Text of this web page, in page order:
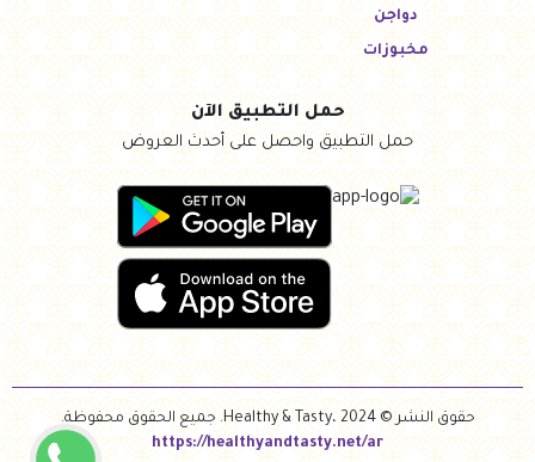
دواجن
مخبوزات
حمل التطبيق الآن
حمل التطبيق واحصل على أحدث العروض
حقوق النشر © Healthy & Tasty، 2024. جميع الحقوق محفوظة.
https://healthyandtasty.net/ar